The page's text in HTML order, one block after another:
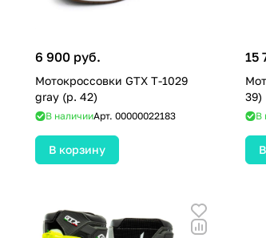
6 900 руб.
Мотокроссовки GTX T-1029
gray (р. 42)
В наличииАрт. 00000022183
В корзину
15
39)
В